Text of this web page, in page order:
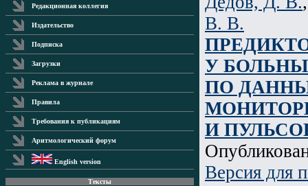
Редакционная коллегия
Издательство
Подписка
Загрузки
Реклама в журнале
Правила
Требования к публикациям
Аритмологический форум
English version
Тексты
В. В.
У
ПО
И
Версия для